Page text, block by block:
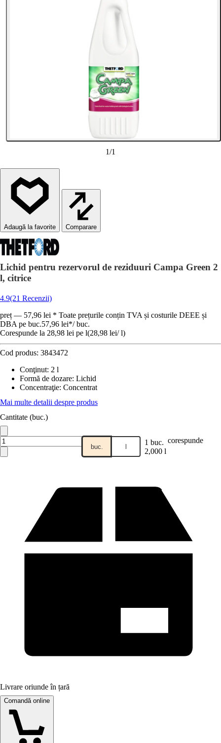
1/1
Comparare
Lichid pentru rezervorul de reziduuri Campa Green 2
l, citrice
4.9(21 Recenzii)
preț — 57,96 lei * Toate prețurile conțin TVA și costurile DEEE și
DBA pe buc.57,96 lei*/ buc.
Corespunde la 28,98 lei pe l(28,98 lei/ l)
Cod produs: 3843472
Conţinut: 2 l
Formă de dozare: Lichid
Concentraţie: Concentrat
Mai multe detalii despre produs
Cantitate (buc.)
buc. l 1 buc. corespunde
2,000 l
Livrare oriunde în țară
Comandă online